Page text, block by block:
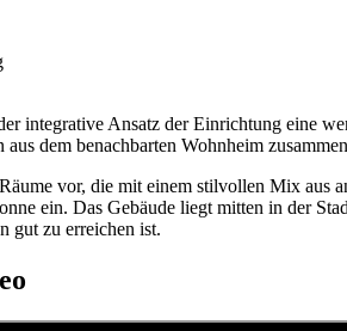
integrative Ansatz der Einrichtung eine
dem benachbarten Wohnheim
vor, die mit einem stilvollen Mix aus
ein. Das Gebäude liegt mitten in der
gut zu erreichen ist.